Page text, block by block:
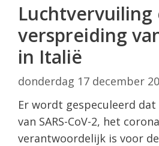
Luchtvervuiling
verspreiding
in Italië
donderdag 17 december
Er wordt gespeculeerd
van SARS-CoV-2, het
verantwoordelijk is voor